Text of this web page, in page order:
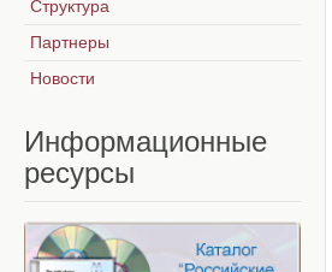
Структура
Партнеры
Новости
Информационные
ресурсы